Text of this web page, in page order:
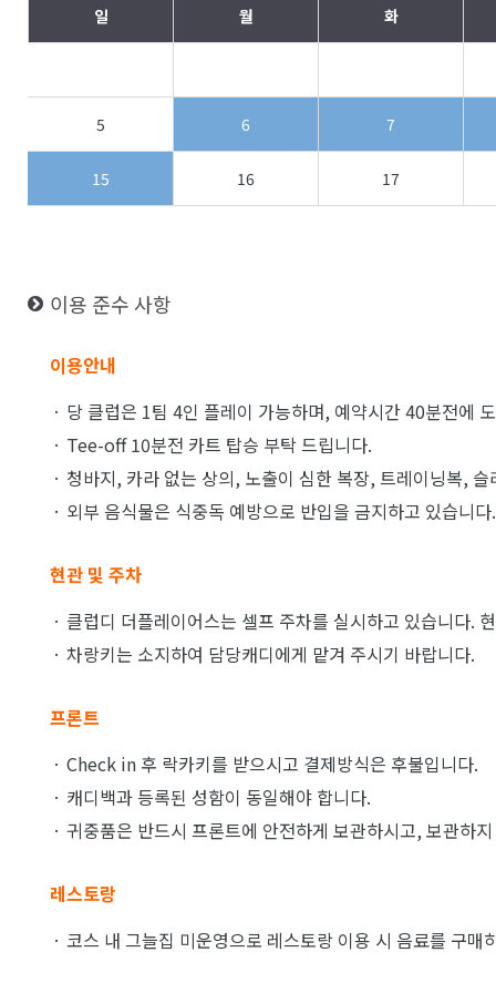
일 월 화
5 6 7
15 16 17
이용 준수 사항
이용안내
· 당 클럽은 1팀 4인 플레이 가능하며, 예약시간 40분전에
· Tee-off 10분전 카트 탑승 부탁 드립니다.
· 청바지, 카라 없는 상의, 노출이 심한 복장, 트레이닝복,
· 외부 음식물은 식중독 예방으로 반입을 금지하고 있습니다.
현관 및 주차
· 클럽디 더플레이어스는 셀프 주차를 실시하고 있습니다.
· 차랑키는 소지하여 담당캐디에게 맡겨 주시기 바랍니다.
프론트
· Check in 후 락카키를 받으시고 결제방식은 후불입니다.
· 캐디백과 등록된 성함이 동일해야 합니다.
· 귀중품은 반드시 프론트에 안전하게 보관하시고, 보관하
레스토랑
· 코스 내 그늘집 미운영으로 레스토랑 이용 시 음료를 구